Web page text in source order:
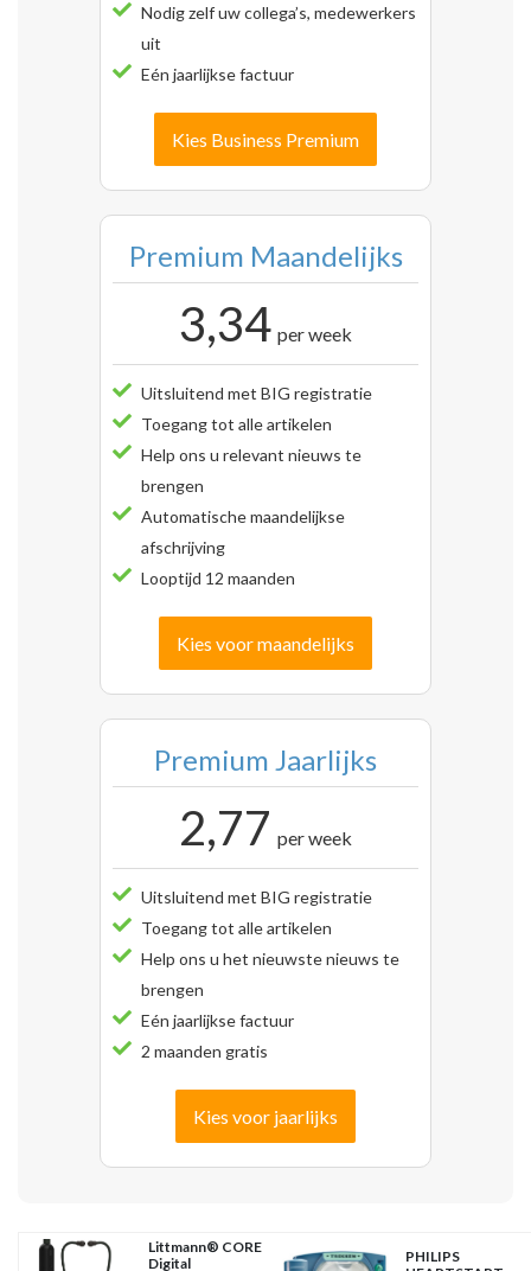
Nodig zelf uw collega’s, medewerkers
uit
Eén jaarlijkse factuur
Kies Business Premium
Premium Maandelijks
3,34 per week
Uitsluitend met BIG registratie
Toegang tot alle artikelen
Help ons u relevant nieuws te
brengen
Automatische maandelijkse
afschrijving
Looptijd 12 maanden
Kies voor maandelijks
Premium Jaarlijks
2,77 per week
Uitsluitend met BIG registratie
Toegang tot alle artikelen
Help ons u het nieuwste nieuws te
brengen
Eén jaarlijkse factuur
2 maanden gratis
Kies voor jaarlijks
Littmann® CORE
Digital
PHILIPS